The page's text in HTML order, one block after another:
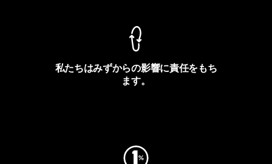
私たちはみずからの影響に責任をもち
ます。